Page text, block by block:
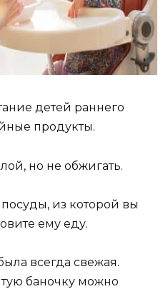
детей раннего
продукты.
но не обжигать.
из которой вы
ему еду.
всегда свежая.
баночку можно